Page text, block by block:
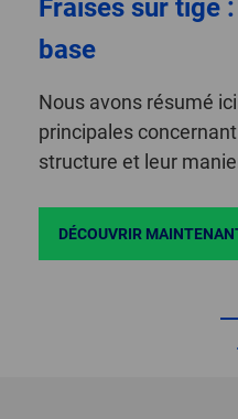
Fraises sur tige
base
Nous avons résumé
principales
structure et leur
DÉCOUVRIR